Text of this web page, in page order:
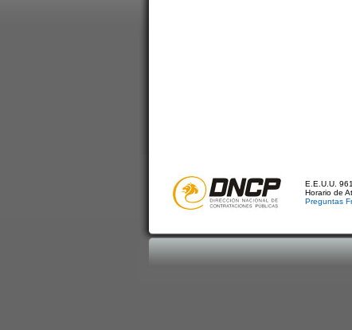
E.E.U.U.
Horario de
Preguntas